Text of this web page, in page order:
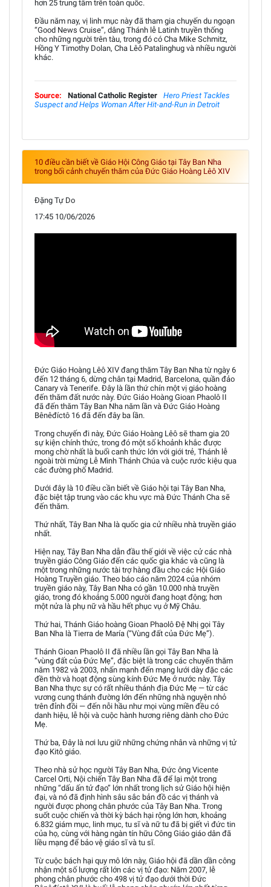
hơn 25 trung tâm trên toàn quốc.
Đầu năm nay, vị linh mục này đã tham gia chuyến du ngoạn
“Good News Cruise”, dâng Thánh lễ Latinh truyền thống
cho những người trên tàu, trong đó có Cha Mike Schmitz,
Hồng Y Timothy Dolan, Cha Lêô Patalinghug và nhiều người
khác.
Source: National Catholic Register
Hero Priest Tackles
Suspect and Helps Woman After Hit-and-Run in Detroit
10 điều cần biết về Giáo Hội Công Giáo tại Tây Ban Nha
trong bối cảnh chuyến thăm của Đức Giáo Hoàng Lêô XIV
Đặng Tự Do
17:45 10/06/2026
Đức Giáo Hoàng Lêô XIV đang thăm Tây Ban Nha từ ngày 6
đến 12 tháng 6, dừng chân tại Madrid, Barcelona, quần đảo
Canary và Tenerife. Đây là lần thứ chín một vị giáo hoàng
đến thăm đất nước này. Đức Giáo Hoàng Gioan Phaolô II
đã đến thăm Tây Ban Nha năm lần và Đức Giáo Hoàng
Bênêđíctô 16 đã đến đây ba lần.
Trong chuyến đi này, Đức Giáo Hoàng Lêô sẽ tham gia 20
sự kiện chính thức, trong đó một số khoảnh khắc được
mong chờ nhất là buổi canh thức lớn với giới trẻ, Thánh lễ
ngoài trời mừng Lễ Mình Thánh Chúa và cuộc rước kiệu qua
các đường phố Madrid.
Dưới đây là 10 điều cần biết về Giáo hội tại Tây Ban Nha,
đặc biệt tập trung vào các khu vực mà Đức Thánh Cha sẽ
đến thăm.
Thứ nhất, Tây Ban Nha là quốc gia cử nhiều nhà truyền giáo
nhất.
Hiện nay, Tây Ban Nha dẫn đầu thế giới về việc cử các nhà
truyền giáo Công Giáo đến các quốc gia khác và cũng là
một trong những nước tài trợ hàng đầu cho các Hội Giáo
Hoàng Truyền giáo. Theo báo cáo năm 2024 của nhóm
truyền giáo này, Tây Ban Nha có gần 10.000 nhà truyền
giáo, trong đó khoảng 5.000 người đang hoạt động; hơn
một nửa là phụ nữ và hầu hết phục vụ ở Mỹ Châu.
Thứ hai, Thánh Giáo hoàng Gioan Phaolô Đệ Nhị gọi Tây
Ban Nha là Tierra de María (“Vùng đất của Đức Mẹ”).
Thánh Gioan Phaolô II đã nhiều lần gọi Tây Ban Nha là
“vùng đất của Đức Mẹ”, đặc biệt là trong các chuyến thăm
năm 1982 và 2003, nhấn mạnh đến mạng lưới dày đặc các
đền thờ và hoạt động sùng kính Đức Mẹ ở nước này. Tây
Ban Nha thực sự có rất nhiều thánh địa Đức Mẹ — từ các
vương cung thánh đường lớn đến những nhà nguyện nhỏ
trên đỉnh đồi — đến nỗi hầu như mọi vùng miền đều có
danh hiệu, lễ hội và cuộc hành hương riêng dành cho Đức
Mẹ.
Thứ ba, Đây là nơi lưu giữ những chứng nhân và những vị tử
đạo Kitô giáo.
Theo nhà sử học người Tây Ban Nha, Đức ông Vicente
Carcel Orti, Nội chiến Tây Ban Nha đã để lại một trong
những “dấu ấn tử đạo” lớn nhất trong lịch sử Giáo hội hiện
đại, và nó đã định hình sâu sắc bản đồ các vị thánh và
người được phong chân phước của Tây Ban Nha. Trong
suốt cuộc chiến và thời kỳ bách hại rộng lớn hơn, khoảng
6.832 giám mục, linh mục, tu sĩ và nữ tu đã bị giết vì đức tin
của họ, cùng với hàng ngàn tín hữu Công Giáo giáo dân đã
liều mạng để bảo vệ giáo sĩ và tu sĩ.
Từ cuộc bách hại quy mô lớn này, Giáo hội đã dần dần công
nhận một số lượng rất lớn các vị tử đạo: Năm 2007, lễ
phong chân phước cho 498 vị tử đạo dưới thời Đức